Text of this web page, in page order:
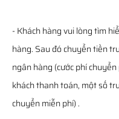
- Khách hàng vui lòng tìm
hàng. Sau đó chuyển tiền
ngân hàng (cước phí
khách thanh toán, một số
chuyển miễn phí) .